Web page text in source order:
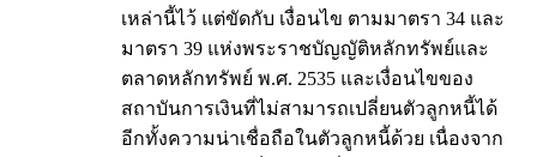
เหล่านี้ไว้ แต่ขัดกับ เงื่อนไข ตามมาตรา 34 และ
มาตรา 39 แห่งพระราชบัญญัติหลักทรัพย์และ
ตลาดหลักทรัพย์ พ.ศ. 2535 และเงื่อนไขของ
สถาบันการเงินที่ไม่สามารถเปลี่ยนตัวลูกหนี้ได้
อีกทั้งความน่าเชื่อถือในตัวลูกหนี้ด้วย เนื่องจาก